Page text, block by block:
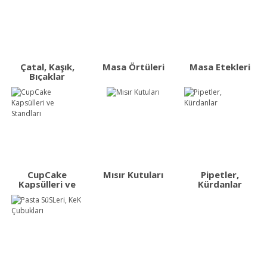
Çatal, Kaşık,
Bıçaklar
Masa Örtüleri Masa Etekleri
CupCake
Kapsülleri ve
Mısır Kutuları
Pipetler,
Kürdanlar